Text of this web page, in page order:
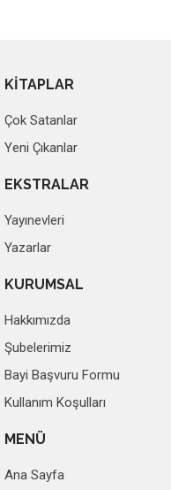
KİTAPLAR
Çok Satanlar
Yeni Çıkanlar
EKSTRALAR
Yayınevleri
Yazarlar
KURUMSAL
Hakkımızda
Şubelerimiz
Bayi Başvuru Formu
Kullanım Koşulları
MENÜ
Ana Sayfa